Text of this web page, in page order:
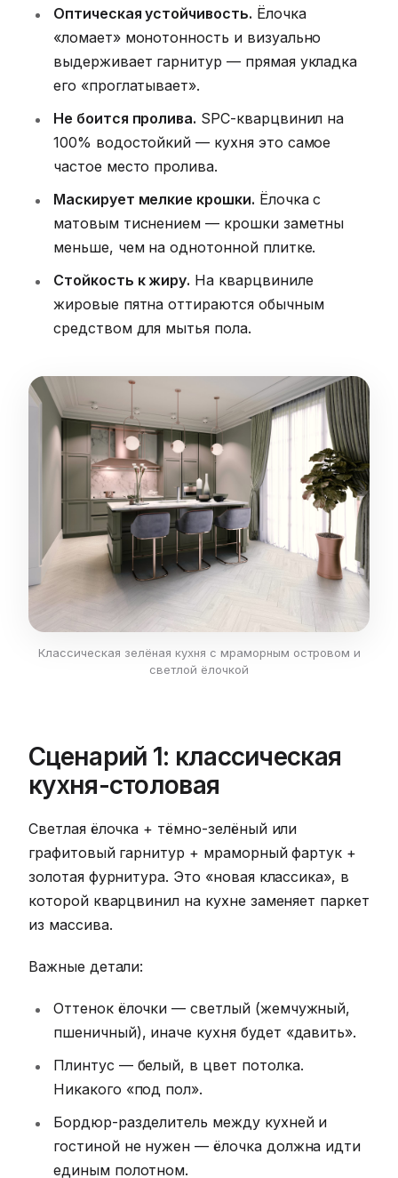
Оптическая устойчивость. Ёлочка
«ломает» монотонность и визуально
выдерживает гарнитур — прямая укладка
его «проглатывает».
Не боится пролива. SPC-кварцвинил на
100% водостойкий — кухня это самое
частое место пролива.
Маскирует мелкие крошки. Ёлочка с
матовым тиснением — крошки заметны
меньше, чем на однотонной плитке.
Стойкость к жиру. На кварцвиниле
жировые пятна оттираются обычным
средством для мытья пола.
Классическая зелёная кухня с мраморным островом и
светлой ёлочкой
Сценарий 1: классическая
кухня-столовая
Светлая ёлочка + тёмно-зелёный или
графитовый гарнитур + мраморный фартук +
золотая фурнитура. Это «новая классика», в
которой кварцвинил на кухне заменяет паркет
из массива.
Важные детали:
Оттенок ёлочки — светлый (жемчужный,
пшеничный), иначе кухня будет «давить».
Плинтус — белый, в цвет потолка.
Никакого «под пол».
Бордюр-разделитель между кухней и
гостиной не нужен — ёлочка должна идти
единым полотном.